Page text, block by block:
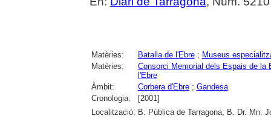
Matèries: Batalla de l'Ebre; Museus
Matèries:
Consorci Memorial dels Espais de la
l'Ebre
Àmbit:
Corbera d'Ebre; Gandesa
Cronologia:
[2001]
Localització: B. Pública de Tarragona; B. Dr. Mn.